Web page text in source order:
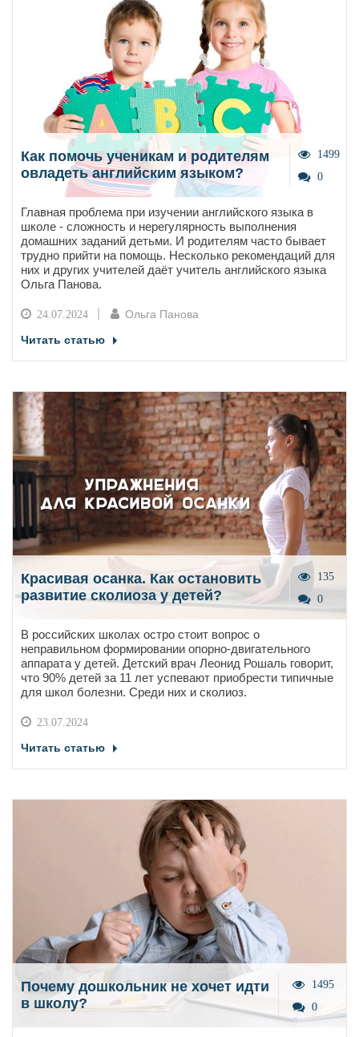
Как помочь ученикам и родителям
овладеть английским языком?
1499
0
Главная проблема при изучении английского языка в
школе - сложность и нерегулярность выполнения
домашних заданий детьми. И родителям часто бывает
трудно прийти на помощь. Несколько рекомендаций для
них и других учителей даёт учитель английского языка
Ольга Панова.
24.07.2024
Ольга Панова
Читать статью
Красивая осанка. Как остановить
развитие сколиоза у детей?
135
0
В российских школах остро стоит вопрос о
неправильном формировании опорно-двигательного
аппарата у детей. Детский врач Леонид Рошаль говорит,
что 90% детей за 11 лет успевают приобрести типичные
для школ болезни. Среди них и сколиоз.
23.07.2024
Читать статью
Почему дошкольник не хочет идти
в школу?
1495
0